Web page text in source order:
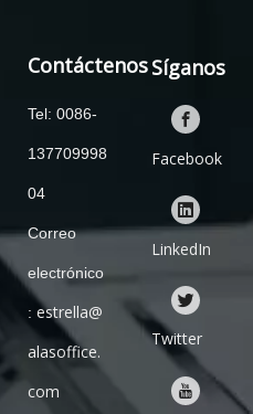
Contáctenos
Tel: 0086-
137709998
04
Correo
electrónico
: estrella@
alasoffice.
com
Síganos
Facebook
LinkedIn
Twitter